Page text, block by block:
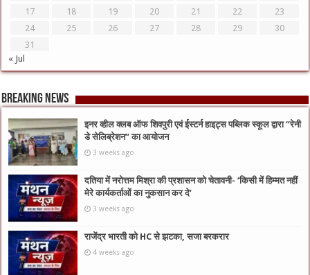
17
18 19 20 21 22
23
24
25 26 27 28 29
30
31
« Jul
Breaking News
इनर व्हील क्लब ऑफ शिवपुरी एवं ईस्टर्न हाइट्स पब्लिक स्कूल द्वारा “रेनी
डे सेलिब्रेशन” का आयोजन
3 weeks ago
दतिया में नरोत्तम मिश्रा की प्रशासन को चेतावनी- ‘किसी में हिम्मत नहीं
मेरे कार्यकर्ताओं का नुकसान कर दे’
3 weeks ago
राजेंद्र भारती को HC से झटका, सजा बरकरार
4 weeks ago